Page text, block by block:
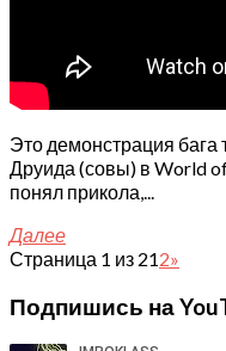
Это демонстрация бага
Друида (совы) в World
понял прикола,...
Далее
Страница 1 из 212»
Подпишись на